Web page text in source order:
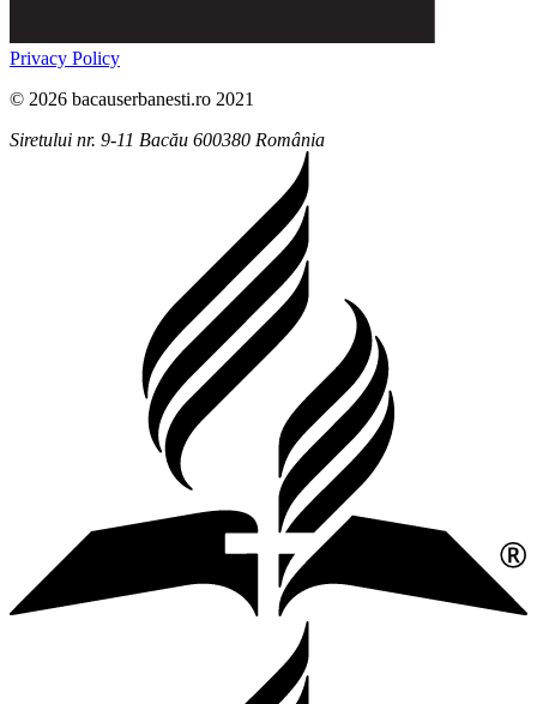
Privacy Policy
© 2026 bacauserbanesti.ro 2021
Siretului nr. 9-11 Bacău 600380 România